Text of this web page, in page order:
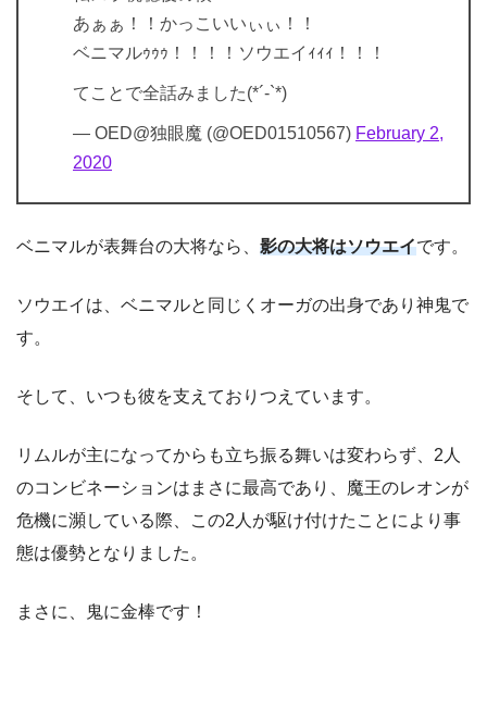
あぁぁ！！かっこいいぃぃ！！
ベニマルｩｩｩ！！！！ソウエイｨｨｨ！！！
てことで全話みました(*´-`*)
— OED@独眼魔 (@OED01510567) February 2,
2020
ベニマルが表舞台の大将なら、 影の大将はソウエイです。
ソウエイは、ベニマルと同じくオーガの出身であり神鬼で
す。
そして、いつも彼を支えておりつえています。
リムルが主になってからも立ち振る舞いは変わらず、2人
のコンビネーションはまさに最高であり、魔王のレオンが
危機に瀕している際、この2人が駆け付けたことにより事
態は優勢となりました。
まさに、鬼に金棒です！